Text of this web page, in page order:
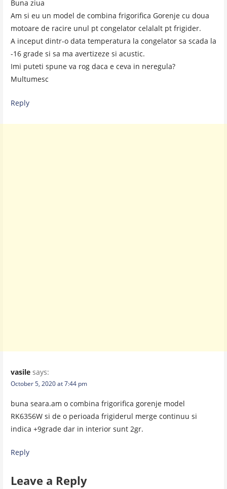
Buna ziua
Am si eu un model de combina frigorifica Gorenje cu doua
motoare de racire unul pt congelator celalalt pt frigider.
A inceput dintr-o data temperatura la congelator sa scada la
-16 grade si sa ma avertizeze si acustic.
Imi puteti spune va rog daca e ceva in neregula?
Multumesc
Reply
vasile says:
October 5, 2020 at 7:44 pm
buna seara.am o combina frigorifica gorenje model
RK6356W si de o perioada frigiderul merge continuu si
indica +9grade dar in interior sunt 2gr.
Reply
Leave a Reply